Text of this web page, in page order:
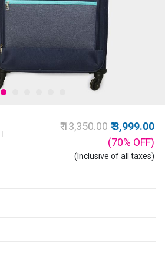
Price reduced from
₹ 13,350.00to₹ 3,999.00
(70% OFF)
(Inclusive of all taxes)